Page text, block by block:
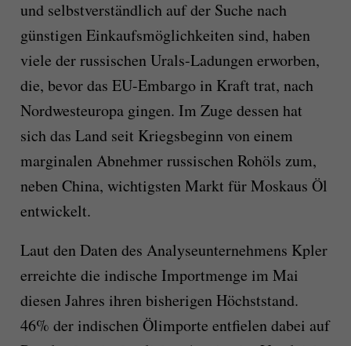
und selbstverständlich auf der Suche nach
günstigen Einkaufsmöglichkeiten sind, haben
viele der russischen Urals-Ladungen erworben,
die, bevor das EU-Embargo in Kraft trat, nach
Nordwesteuropa gingen. Im Zuge dessen hat
sich das Land seit Kriegsbeginn von einem
marginalen Abnehmer russischen Rohöls zum,
neben China, wichtigsten Markt für Moskaus Öl
entwickelt.
Laut den Daten des Analyseunternehmens Kpler
erreichte die indische Importmenge im Mai
diesen Jahres ihren bisherigen Höchststand.
46% der indischen Ölimporte entfielen dabei auf